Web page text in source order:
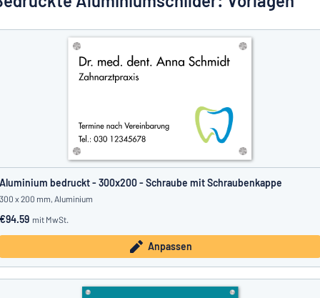
Das Gesuchte nicht gefunden? Schild hier entwerfen
Kundenservice
Firma
Aluminium bedruckt - 300x200 - Schraube mit Schraubenkappe
300 x 200 mm, Aluminium
€94.59 mit MwSt.
Anpassen